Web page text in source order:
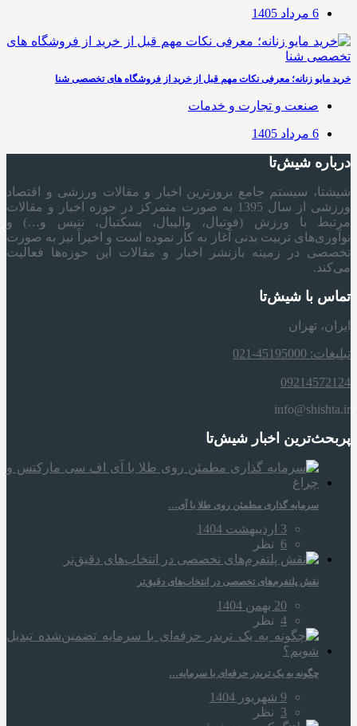
6 مرداد 1405
خرید مایو زنانه؛ معرفی نکات مهم قبل از خرید از فروشگاه های تخصصی شنا
صنعت و تجارت و خدمات
6 مرداد 1405
درباره شیش‌تا
شیشتا، سیستم جامع بروزترین اخبار و مقالات ورزشی و اقتصاد
ورزشی از سال 1395 به صورت متمرکز در حوزه اخبار و مقالات
مرتبط با ورزش (فوتبال، والیبال، بسکتبال، تنیس و…) و
نوآوری‌های تربیت بدنی آغاز به کار نموده است و اخیراً نیز به صورت
تخصصی در زمینه بازنشر اخبار و مقالات این حوزه‌ها فعالیت
می‌کند.
تماس با شیش‌تا
ایران، تهران
تبلیغات: 45195000-021
09214572124
info@shishta.ir
پربحث‌ترین اخبار شیش‌تا
سرمایه‌ گذاری مطمئن روی طلا با آی…
3 اردیبهشت 1404
6 نظر
نقش پلتفرم‌های تخصصی در انتخاب‌های دقیق‌تر
20 بهمن 1404
4 نظر
چگونه به یک تریدر حرفه‌ای با سرمایه…
9 شهریور 1404
3 نظر